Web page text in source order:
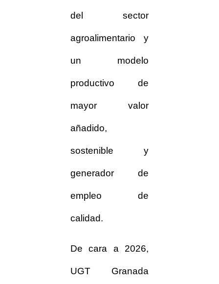
del sector
agroalimentario y
un modelo
productivo de
mayor valor
añadido,
sostenible y
generador de
empleo de
calidad.
De cara a 2026,
UGT Granada